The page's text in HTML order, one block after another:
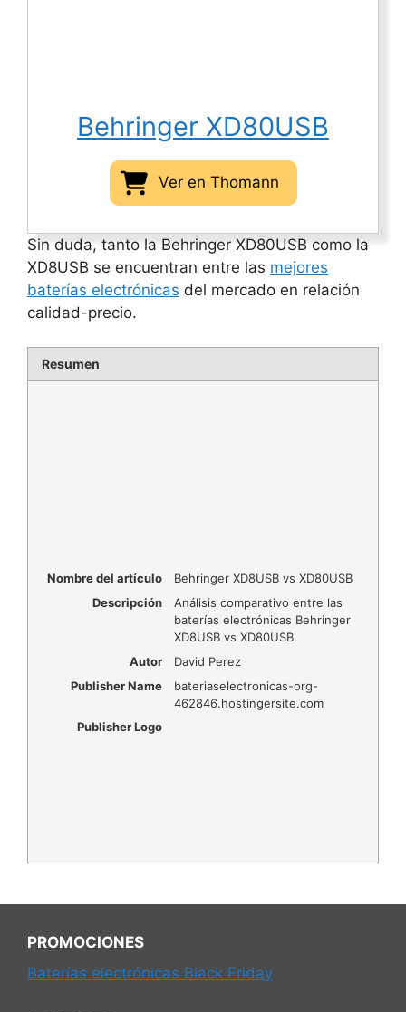
Behringer XD80USB
Ver en Thomann
Sin duda, tanto la Behringer XD80USB como la
XD8USB se encuentran entre las mejores
baterías electrónicas del mercado en relación
calidad-precio.
Resumen
Nombre del artículo
Behringer XD8USB vs XD80USB
Descripción
Análisis comparativo entre las
baterías electrónicas Behringer
XD8USB vs XD80USB.
Autor
David Perez
Publisher Name
bateriaselectronicas-org-
462846.hostingersite.com
Publisher Logo
PROMOCIONES
Baterías electrónicas Black Friday